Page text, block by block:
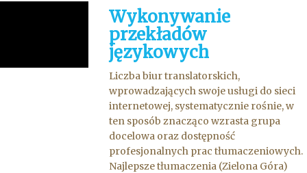
Wykonywanie
przekładów
językowych
Liczba biur translatorskich,
wprowadzających swoje usługi do sieci
internetowej, systematycznie rośnie, w
ten sposób znacząco wzrasta grupa
docelowa oraz dostępność
profesjonalnych prac tłumaczeniowych.
Najlepsze tłumaczenia (Zielona Góra)